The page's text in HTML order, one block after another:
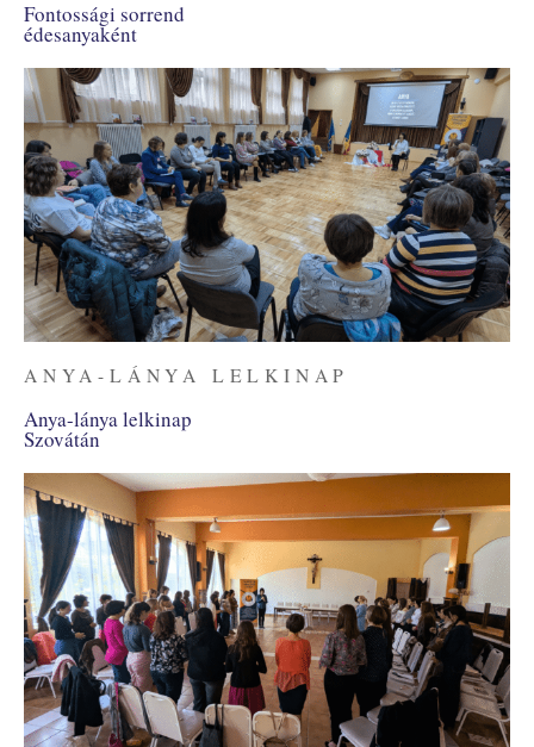
Fontossági sorrend
édesanyaként
ANYA-LÁNYA LELKINAP
Anya-lánya lelkinap
Szovátán